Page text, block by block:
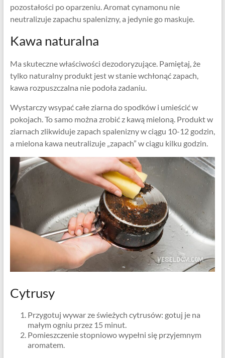
pozostałości po oparzeniu. Aromat cynamonu nie
neutralizuje zapachu spalenizny, a jedynie go maskuje.
Kawa naturalna
Ma skuteczne właściwości dezodoryzujące. Pamiętaj, że
tylko naturalny produkt jest w stanie wchłonąć zapach,
kawa rozpuszczalna nie podoła zadaniu.
Wystarczy wsypać całe ziarna do spodków i umieścić w
pokojach. To samo można zrobić z kawą mieloną. Produkt w
ziarnach zlikwiduje zapach spalenizny w ciągu 10-12 godzin,
a mielona kawa neutralizuje „zapach” w ciągu kilku godzin.
Cytrusy
Przygotuj wywar ze świeżych cytrusów: gotuj je na
małym ogniu przez 15 minut.
Pomieszczenie stopniowo wypełni się przyjemnym
aromatem.